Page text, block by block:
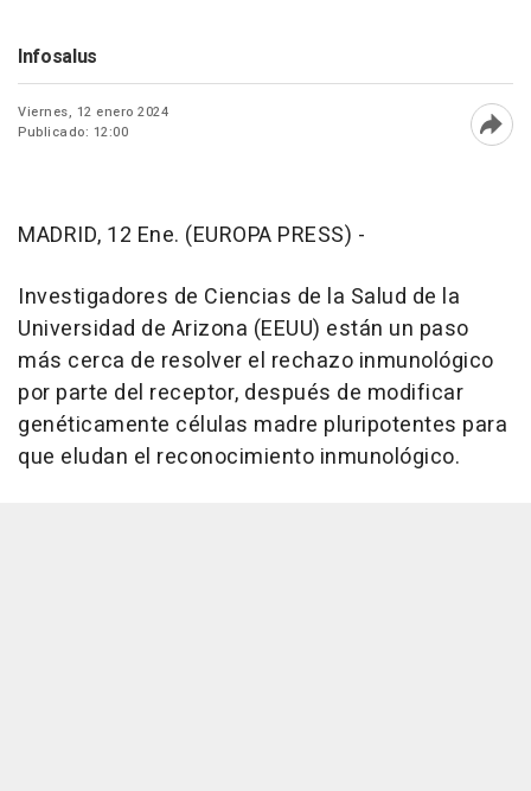
Infosalus
Viernes, 12 enero 2024
Publicado: 12:00
MADRID, 12 Ene. (EUROPA PRESS) -
Investigadores de Ciencias de la Salud de la
Universidad de Arizona (EEUU) están un paso
más cerca de resolver el rechazo inmunológico
por parte del receptor, después de modificar
genéticamente células madre pluripotentes para
que eludan el reconocimiento inmunológico.